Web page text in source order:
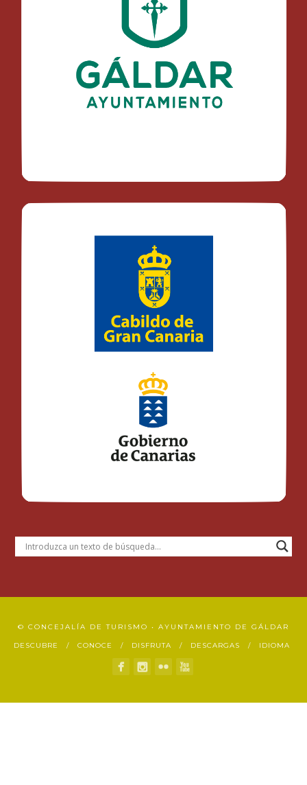
© CONCEJALÍA DE TURISMO • AYUNTAMIENTO DE GÁLDAR
DESCUBRE CONOCE DISFRUTA DESCARGAS IDIOMA